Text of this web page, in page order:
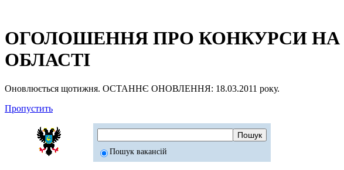
ОГОЛОШЕННЯ ПРО КОНКУРСИ НА
ОБЛАСТІ
Оновлюється щотижня. ОСТАННЄ ОНОВЛЕННЯ: 18.03.2011 року.
Пропустить
Пошук вакансій